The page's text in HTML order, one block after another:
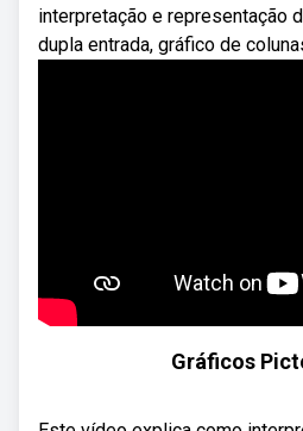
interpretação e representação
dupla entrada, gráfico de
Gráficos